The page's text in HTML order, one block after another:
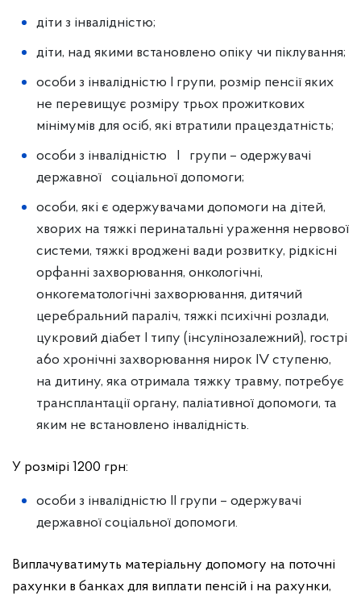
діти з інвалідністю;
діти, над якими встановлено опіку чи піклування;
особи з інвалідністю I групи, розмір пенсії яких
не перевищує розміру трьох прожиткових
мінімумів для осіб, які втратили працездатність;
особи з інвалідністю I групи – одержувачі
державної соціальної допомоги;
особи, які є одержувачами допомоги на дітей,
хворих на тяжкі перинатальні ураження нервової
системи, тяжкі вроджені вади розвитку, рідкісні
орфанні захворювання, онкологічні,
онкогематологічні захворювання, дитячий
церебральний параліч, тяжкі психічні розлади,
цукровий діабет I типу (інсулінозалежний), гострі
a6o хронічні захворювання нирок IV ступеню,
на дитину, яка отримала тяжку травму, потребує
трансплантації органу, паліативної допомоги, та
яким не встановлено інвалідність.
У розмірі 1200 грн:
особи з інвалідністю II групи – одержувачі
державної соціальної допомоги.
Виплачуватимуть матеріальну допомогу на поточні
рахунки в банках для виплати пенсій і на рахунки,